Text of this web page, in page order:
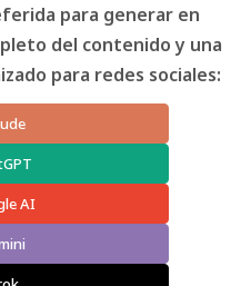
para generar en
del contenido y una
para redes sociales:
AI